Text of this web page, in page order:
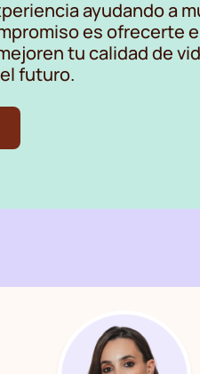
ayudando a
es ofrecerte
tu calidad de
futuro.